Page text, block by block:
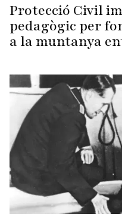
Protecció Civil
pedagògic per
a la muntanya